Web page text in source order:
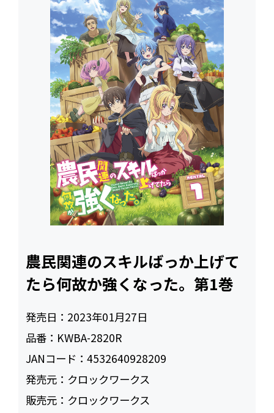
農民関連のスキルばっか上げて
たら何故か強くなった。第1巻
発売日： 2023年01月27日
品番： KWBA-2820R
JANコード：4532640928209
発売元： クロックワークス
販売元： クロックワークス